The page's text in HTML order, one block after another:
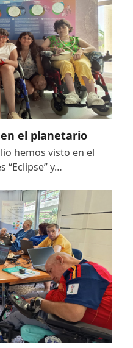
el planetario
hemos visto en el
“Eclipse” y…